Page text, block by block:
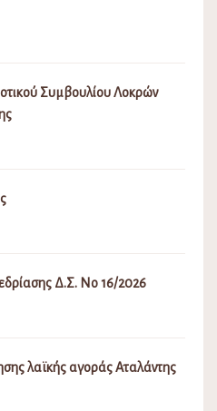
Συμβουλίου Λοκρών
Δ.Σ. Νο 16/2026
λαϊκής αγοράς Αταλάντης